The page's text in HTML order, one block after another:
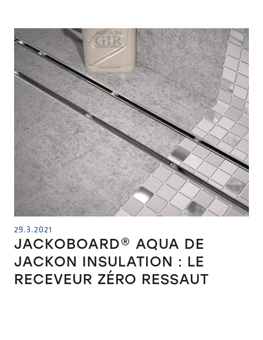
29.3.2021
JACKOBOARD® AQUA DE
JACKON INSULATION : LE
RECEVEUR ZÉRO RESSAUT